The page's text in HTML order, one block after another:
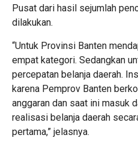
Pusat dari hasil sejumlah
dilakukan.
“Untuk Provinsi Banten
empat kategori. Sedangkan
percepatan belanja daerah.
karena Pemprov Banten
anggaran dan saat ini masuk
realisasi belanja daerah
pertama,” jelasnya.